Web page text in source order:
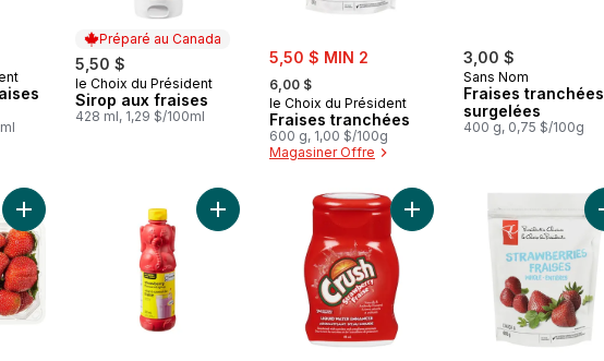
Préparé au Canada
5,50 $
Préparé au Canada
le Choix du Président
Sirop aux fraises
428 ml, 1,29 $/100ml
sale:
5,50 $ MIN 2
, formerly:
6,00 $
le Choix du Président
Fraises tranchées
600 g, 1,00 $/100g
Magasiner Offre
3,00 $
Sans Nom
Fraises tranchées
surgelées
400 g, 0,75 $/100g
Ajouter Fraises, 1 lb au panierAjouter Sirop à saveur de fraise au panier
Ajouter CRUSH LQ FRAISE